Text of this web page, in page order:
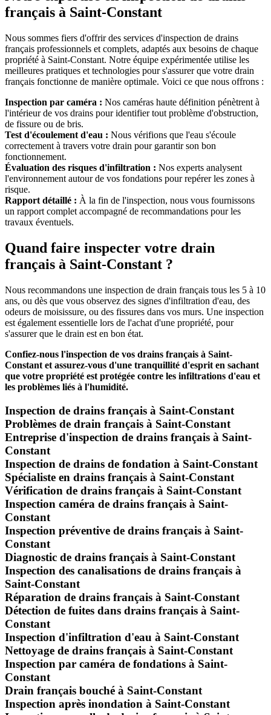
français à Saint-Constant
Nous sommes fiers d'offrir des services d'inspection de drains
français professionnels et complets, adaptés aux besoins de chaque
propriété à Saint-Constant. Notre équipe expérimentée utilise les
meilleures pratiques et technologies pour s'assurer que votre drain
français fonctionne de manière optimale. Voici ce que nous offrons :
Inspection par caméra : Nos caméras haute définition pénètrent à
l'intérieur de vos drains pour identifier tout problème d'obstruction,
de fissure ou de bris.
Test d'écoulement d'eau : Nous vérifions que l'eau s'écoule
correctement à travers votre drain pour garantir son bon
fonctionnement.
Évaluation des risques d'infiltration : Nos experts analysent
l'environnement autour de vos fondations pour repérer les zones à
risque.
Rapport détaillé : À la fin de l'inspection, nous vous fournissons
un rapport complet accompagné de recommandations pour les
travaux éventuels.
Quand faire inspecter votre drain
français à Saint-Constant ?
Nous recommandons une inspection de drain français tous les 5 à 10
ans, ou dès que vous observez des signes d'infiltration d'eau, des
odeurs de moisissure, ou des fissures dans vos murs. Une inspection
est également essentielle lors de l'achat d'une propriété, pour
s'assurer que le drain est en bon état.
Confiez-nous l'inspection de vos drains français à Saint-
Constant et assurez-vous d'une tranquillité d'esprit en sachant
que votre propriété est protégée contre les infiltrations d'eau et
les problèmes liés à l'humidité.
Inspection de drains français à Saint-Constant
Problèmes de drain français à Saint-Constant
Entreprise d'inspection de drains français à Saint-
Constant
Inspection de drains de fondation à Saint-Constant
Spécialiste en drains français à Saint-Constant
Vérification de drains français à Saint-Constant
Inspection caméra de drains français à Saint-
Constant
Inspection préventive de drains français à Saint-
Constant
Diagnostic de drains français à Saint-Constant
Inspection des canalisations de drains français à
Saint-Constant
Réparation de drains français à Saint-Constant
Détection de fuites dans drains français à Saint-
Constant
Inspection d'infiltration d'eau à Saint-Constant
Nettoyage de drains français à Saint-Constant
Inspection par caméra de fondations à Saint-
Constant
Drain français bouché à Saint-Constant
Inspection après inondation à Saint-Constant